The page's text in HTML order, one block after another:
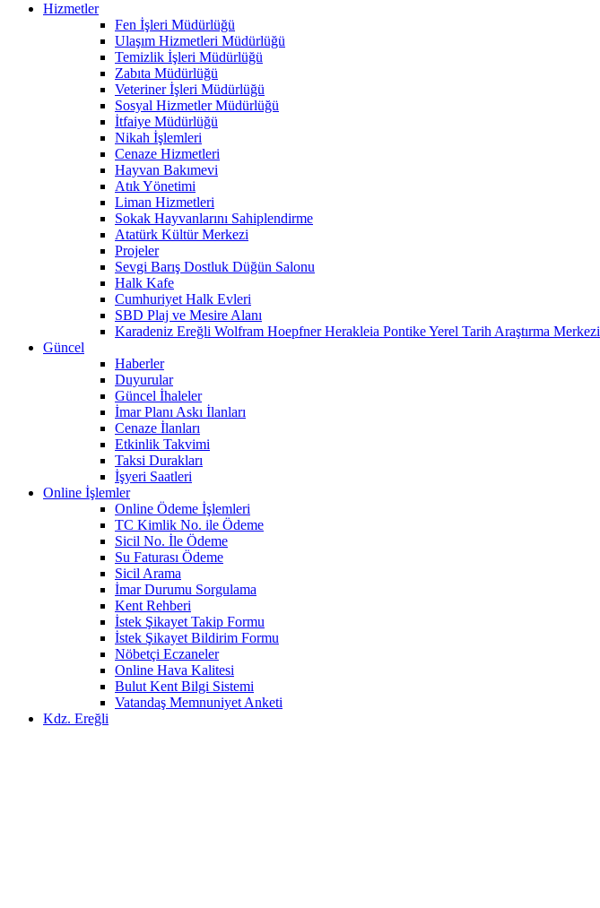
Hizmetler
Fen İşleri Müdürlüğü
Ulaşım Hizmetleri Müdürlüğü
Temizlik İşleri Müdürlüğü
Zabıta Müdürlüğü
Veteriner İşleri Müdürlüğü
Sosyal Hizmetler Müdürlüğü
İtfaiye Müdürlüğü
Nikah İşlemleri
Cenaze Hizmetleri
Hayvan Bakımevi
Atık Yönetimi
Liman Hizmetleri
Sokak Hayvanlarını Sahiplendirme
Atatürk Kültür Merkezi
Projeler
Sevgi Barış Dostluk Düğün Salonu
Halk Kafe
Cumhuriyet Halk Evleri
SBD Plaj ve Mesire Alanı
Karadeniz Ereğli Wolfram Hoepfner Herakleia Pontike Yerel Tarih Araştırma Merkezi
Güncel
Haberler
Duyurular
Güncel İhaleler
İmar Planı Askı İlanları
Cenaze İlanları
Etkinlik Takvimi
Taksi Durakları
İşyeri Saatleri
Online İşlemler
Online Ödeme İşlemleri
TC Kimlik No. ile Ödeme
Sicil No. İle Ödeme
Su Faturası Ödeme
Sicil Arama
İmar Durumu Sorgulama
Kent Rehberi
İstek Şikayet Takip Formu
İstek Şikayet Bildirim Formu
Nöbetçi Eczaneler
Online Hava Kalitesi
Bulut Kent Bilgi Sistemi
Vatandaş Memnuniyet Anketi
Kdz. Ereğli